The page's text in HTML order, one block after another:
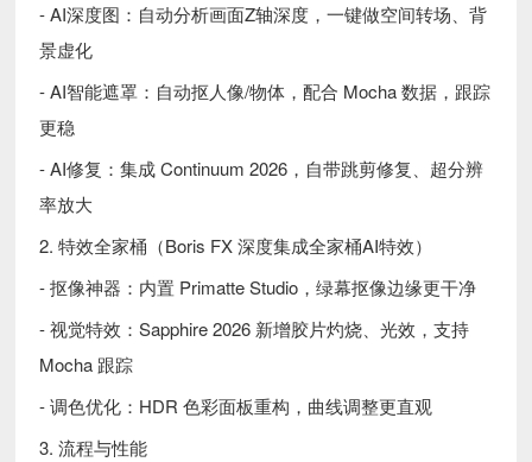
- AI深度图：自动分析画面Z轴深度，一键做空间转场、背
景虚化
- AI智能遮罩：自动抠人像/物体，配合 Mocha 数据，跟踪
更稳
- AI修复：集成 Continuum 2026，自带跳剪修复、超分辨
率放大
2. 特效全家桶（Boris FX 深度集成全家桶AI特效）
- 抠像神器：内置 Primatte Studio，绿幕抠像边缘更干净
- 视觉特效：Sapphire 2026 新增胶片灼烧、光效，支持
Mocha 跟踪
- 调色优化：HDR 色彩面板重构，曲线调整更直观
3. 流程与性能